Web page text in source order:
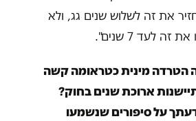
את זה לשלוש שנים גג, ולא
לעד 7 שנים".
הטרדה מינית כטראומה קשה
ארוכת שנים בחוק?
על סיפורים שנשמעו